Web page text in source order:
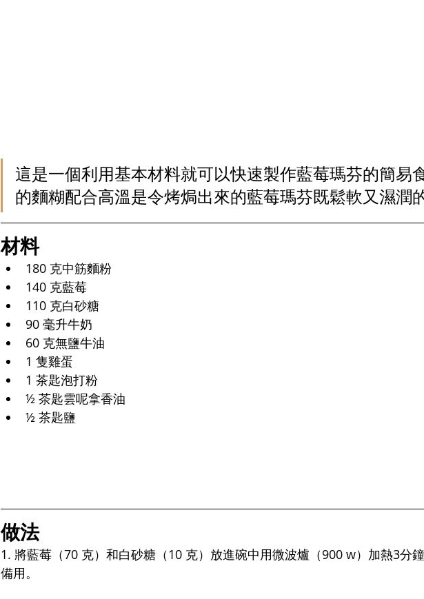
這是一個利用基本材料就可以快速製作藍莓瑪芬的簡易
的麵糊配合高溫是令烤焗出來的藍莓瑪芬既鬆軟又濕潤
材料
180 克中筋麵粉
140 克藍莓
110 克白砂糖
90 毫升牛奶
60 克無鹽牛油
1 隻雞蛋
1 茶匙泡打粉
½ 茶匙雲呢拿香油
½ 茶匙鹽
做法
1. 將藍莓（70 克）和白砂糖（10 克）放進碗中用微波爐（900 w）加熱3分
備用。